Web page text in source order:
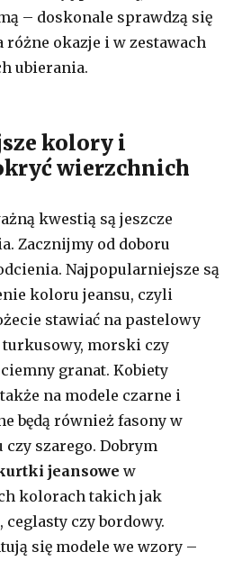
– doskonale sprawdzą się
różne okazje i w zestawach
ubierania.
kolory i
wierzchnich
kwestią są jeszcze
Zacznijmy od doboru
Najpopularniejsze są
koloru jeansu, czyli
stawiać na pastelowy
turkusowy, morski czy
granat. Kobiety
na modele czarne i
będą również fasony w
szarego. Dobrym
jeansowe w
kolorach takich jak
czy bordowy.
się modele we wzory –